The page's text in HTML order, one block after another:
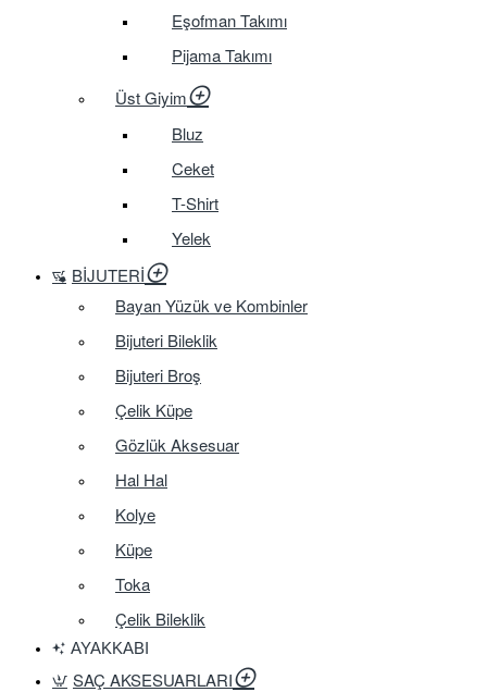
Eşofman Takımı
Pijama Takımı
Üst Giyim
Bluz
Ceket
T-Shirt
Yelek
BIJUTERI
Bayan Yüzük ve Kombinler
Bijuteri Bileklik
Bijuteri Broş
Çelik Küpe
Gözlük Aksesuar
Hal Hal
Kolye
Küpe
Toka
Çelik Bileklik
AYAKKABI
SAÇ AKSESUARLARI